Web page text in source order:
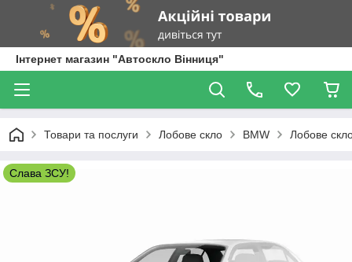
Інтернет магазин "Автоскло Вінниця"
Товари та послуги Лобове скло BMW Лобове
Слава ЗСУ!